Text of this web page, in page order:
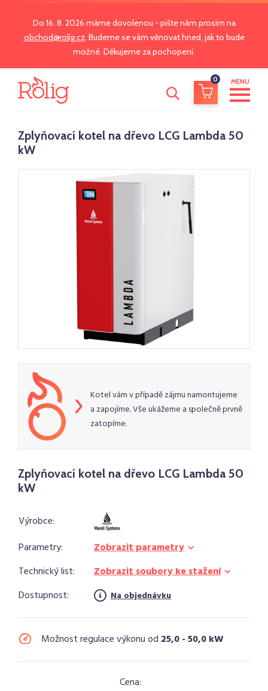
Do 16. 8. 2026 máme dovolenou - pište nám prosím na
obchod@rolig.cz. Budeme se vám věnovat hned, jak to bude
možné. Děkujeme za pochopení.
0 MENU
Zplyňovací kotel na dřevo LCG Lambda 50
kW
Kotel vám v případě zájmu namontujeme
a zapojíme. Vše ukážeme a společně prvně
zatopíme.
Zplyňovací kotel na dřevo LCG Lambda 50
kW
Výrobce:
Parametry:
Zobrazit parametry
Technický list:
Zobrazit soubory ke stažení
Dostupnost:
Na objednávku
Možnost regulace výkonu od 25,0 - 50,0 kW
Cena: